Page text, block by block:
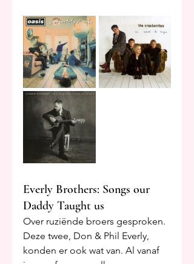
Everly Brothers: Songs our
Daddy Taught us
Over ruziënde broers gesproken.
Deze twee, Don & Phil Everly,
konden er ook wat van. Al vanaf